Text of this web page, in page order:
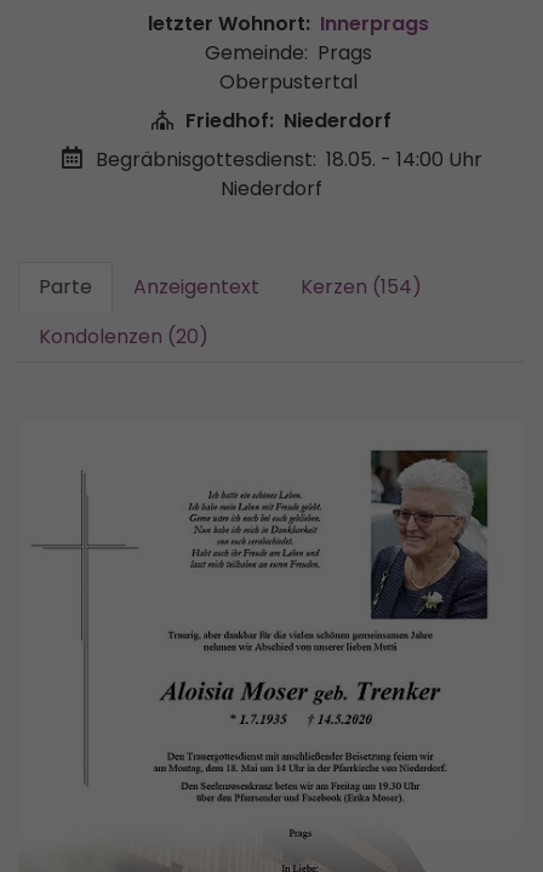
letzter Wohnort: Innerprags
Gemeinde: Prags
Oberpustertal
Friedhof: Niederdorf
Begräbnisgottesdienst: 18.05. - 14:00 Uhr
Niederdorf
Parte Anzeigentext
Kerzen (154)
Kondolenzen (20)